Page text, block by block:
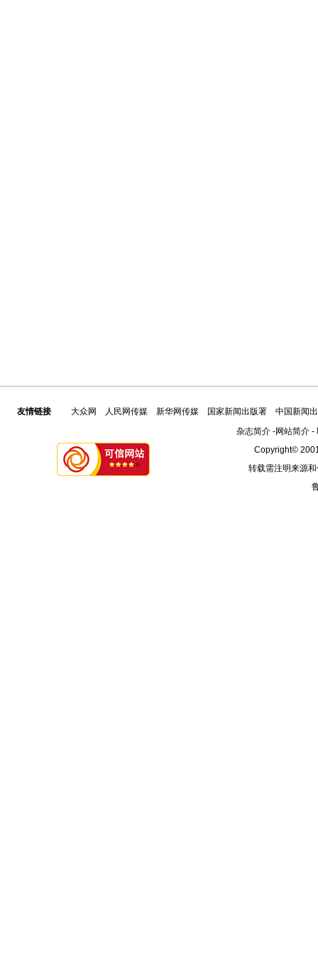
友情链接 大众网 人民网传媒 新华网传媒 国家新闻出版署
中国新闻
杂志简介-网站简介-
Copyright©
转载需注明来源